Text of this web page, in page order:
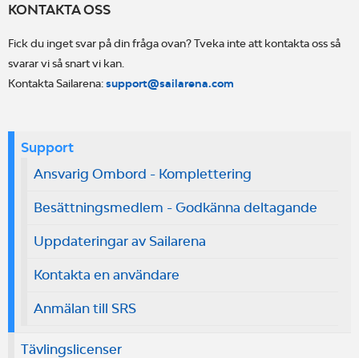
KONTAKTA OSS
Fick du inget svar på din fråga ovan? Tveka inte att kontakta oss så
svarar vi så snart vi kan.
Kontakta Sailarena:support@sailarena.com
Support
Ansvarig Ombord - Komplettering
Besättningsmedlem - Godkänna deltagande
Uppdateringar av Sailarena
Kontakta en användare
Anmälan till SRS
Tävlingslicenser